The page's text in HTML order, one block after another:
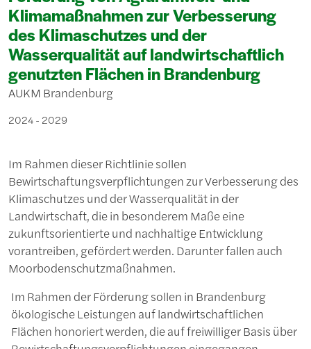
Klimamaßnahmen zur Verbesserung
des Klimaschutzes und der
Wasserqualität auf landwirtschaftlich
genutzten Flächen in Brandenburg
AUKM Brandenburg
2024 - 2029
Im Rahmen dieser Richtlinie sollen
Bewirtschaftungsverpflichtungen zur Verbesserung des
Klimaschutzes und der Wasserqualität in der
Landwirtschaft, die in besonderem Maße eine
zukunftsorientierte und nachhaltige Entwicklung
vorantreiben, gefördert werden. Darunter fallen auch
Moorbodenschutzmaßnahmen.
Im Rahmen der Förderung sollen in Brandenburg
ökologische Leistungen auf landwirtschaftlichen
Flächen honoriert werden, die auf freiwilliger Basis über